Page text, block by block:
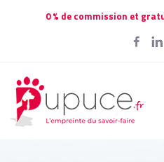
0 % de commission et